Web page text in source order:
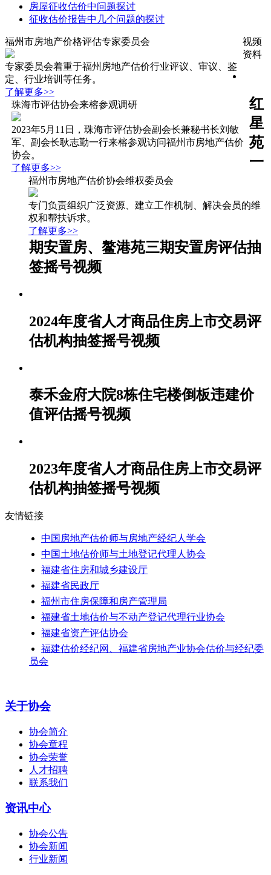
房屋征收估价中问题探讨
征收估价报告中几个问题的探讨
福州市房地产价格评估专家委员会
专家委员会着重于福州房地产估价行业评议、审议、鉴
定、行业培训等任务。
了解更多>>
珠海市评估协会来榕参观调研
2023年5月11日，珠海市评估协会副会长兼秘书长刘敏
军、副会长耿志勤一行来榕参观访问福州市房地产估价
协会。
了解更多>>
福州市房地产估价协会维权委员会
专门负责组织广泛资源、建立工作机制、解决会员的维
权和帮扶诉求。
了解更多>>
视频
资料
红
星
苑
一
期安置房、鳌港苑三期安置房评估抽
签摇号视频
2024年度省人才商品住房上市交易评
估机构抽签摇号视频
泰禾金府大院8栋住宅楼倒板违建价
值评估摇号视频
2023年度省人才商品住房上市交易评
估机构抽签摇号视频
友情链接
中国房地产估价师与房地产经纪人学会
中国土地估价师与土地登记代理人协会
福建省住房和城乡建设厅
福建省民政厅
福州市住房保障和房产管理局
福建省土地估价与不动产登记代理行业协会
福建省资产评估协会
福建估价经纪网、福建省房地产业协会估价与经纪委
员会
关于协会
协会简介
协会章程
协会荣誉
人才招聘
联系我们
资讯中心
协会公告
协会新闻
行业新闻